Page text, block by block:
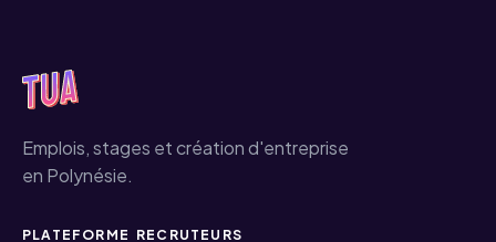
Emplois, stages et création d'entreprise
en Polynésie.
PLATEFORME RECRUTEURS